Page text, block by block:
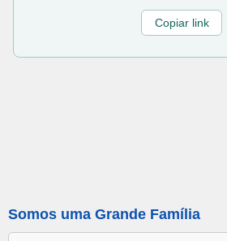
Copiar link
Somos uma Grande Família